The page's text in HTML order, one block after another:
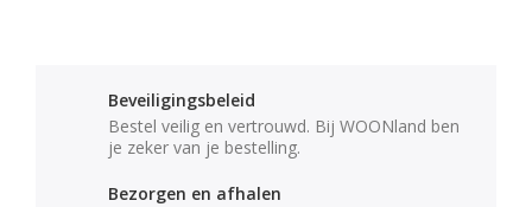
Beveiligingsbeleid
Bestel veilig en vertrouwd. Bij WOONland ben
je zeker van je bestelling.
Bezorgen en afhalen